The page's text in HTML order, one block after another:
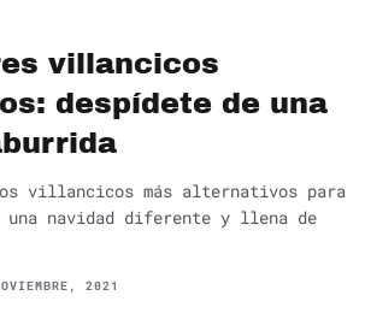
villancicos
despídete de una
villancicos más alternativos para
navidad diferente y llena de
2021